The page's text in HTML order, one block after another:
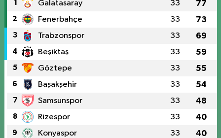
1 Galatasaray 33 77
2 Fenerbahçe 33 73
3 Trabzonspor 33 69
4 Beşiktaş 33 59
5 Göztepe 33 55
6 Başakşehir 33 54
7 Samsunspor 33 48
8 Rizespor 33 40
9 Konyaspor 33 40